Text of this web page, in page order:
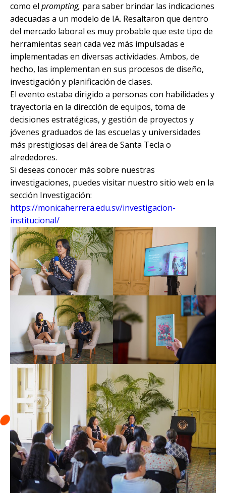
como el prompting, para saber brindar las indicaciones
adecuadas a un modelo de IA. Resaltaron que dentro
del mercado laboral es muy probable que este tipo de
herramientas sean cada vez más impulsadas e
implementadas en diversas actividades. Ambos, de
hecho, las implementan en sus procesos de diseño,
investigación y planificación de clases.
El evento estaba dirigido a personas con habilidades y
trayectoria en la dirección de equipos, toma de
decisiones estratégicas, y gestión de proyectos y
jóvenes graduados de las escuelas y universidades
más prestigiosas del área de Santa Tecla o
alrededores.
Si deseas conocer más sobre nuestras
investigaciones, puedes visitar nuestro sitio web en la
sección Investigación:
https://monicaherrera.edu.sv/investigacion-
institucional/